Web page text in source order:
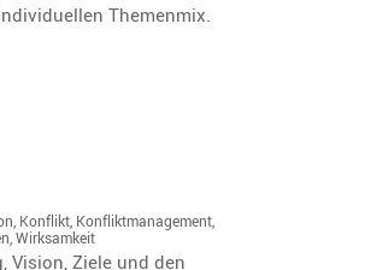
Themenmix.
Konflikt Konfliktmanagement
,Wirksamkeit
Vision, Ziele und den